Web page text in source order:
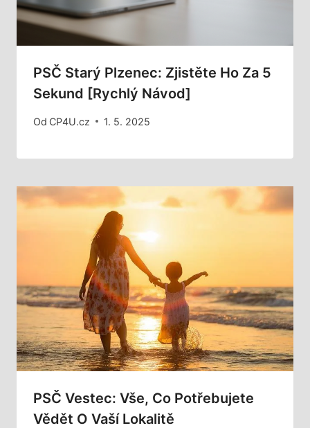
PSČ Starý Plzenec: Zjistěte Ho Za 5
Sekund [Rychlý Návod]
Od CP4U.cz 1. 5. 2025
PSČ Vestec: Vše, Co Potřebujete
Vědět O Vaší Lokalitě